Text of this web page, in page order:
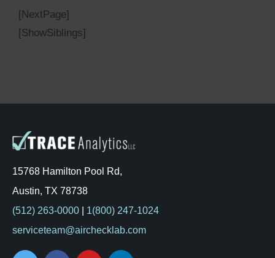
[NextPage]
[ShowSiblings]
15768 Hamilton Pool Rd,
Austin, TX 78738
(512) 263-0000| 1(800) 247-1024
serviceteam@airchecklab.com